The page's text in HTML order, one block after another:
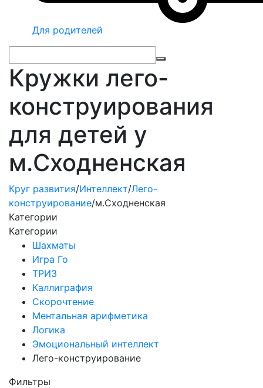
Для родителей
Кружки лего-
конструирования
для детей у
м.Сходненская
Круг развития/Интеллект/Лего-
конструирование/м.Сходненская
Категории
Категории
Шахматы
Игра Го
ТРИЗ
Каллиграфия
Скорочтение
Ментальная арифметика
Логика
Эмоциональный интеллект
Лего-конструирование
Фильтры